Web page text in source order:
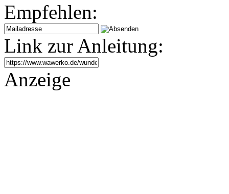
Empfehlen:
Link zur Anleitung:
Anzeige